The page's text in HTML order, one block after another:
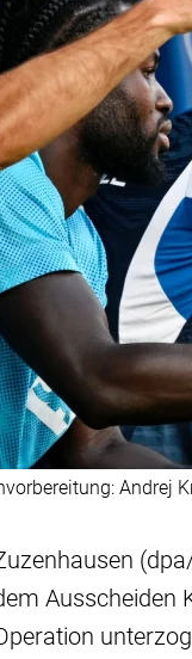
Andrej
Ausscheiden